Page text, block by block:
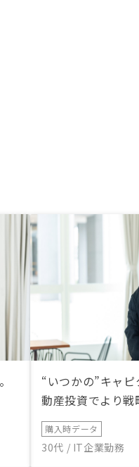
“いつかの”キャ
動産投資でより
購入時データ
30代 / IT企業勤務